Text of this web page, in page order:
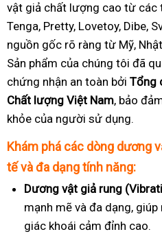
vật giả chất lượng cao từ các
Tenga, Pretty, Lovetoy, Dibe,
nguồn gốc rõ ràng từ Mỹ,
Sản phẩm của chúng tôi đã
chứng nhận an toàn bởi Tổng
Chất lượng Việt Nam, bảo
khỏe của người sử dụng.
Khám phá các dòng dương
tế và đa dạng tính năng:
Dương vật giả rung
mạnh mẽ và đa dạng,
giác khoái cảm đỉnh cao.